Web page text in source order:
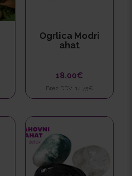
Ogrlica Modri
ahat
18.00€
Brez DDV: 14.75€